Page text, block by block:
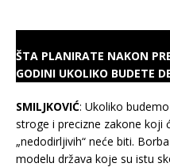
ŠTA PLANIRATE NAKON
GODINI UKOLIKO BUDETE
SMILJKOVIĆ: Ukoliko
stroge i precizne zakone koji
„nedodirljivih“ neće biti.
modelu država koje su istu